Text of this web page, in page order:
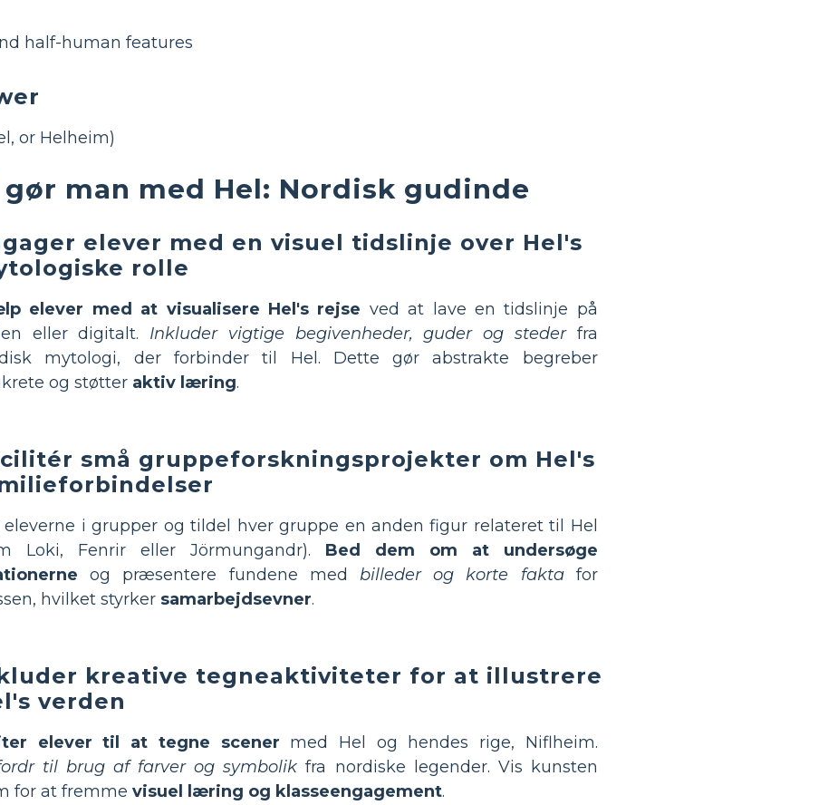
half-human features
or Helheim)
gør man med Hel: Nordisk gudinde
elever med en visuel tidslinje over Hel's
rolle
elever med at visualisere Hel's rejse ved at lave en tidslinje på
eller digitalt. Inkluder vigtige begivenheder, guder og stederfra
mytologi, der forbinder til Hel. Dette gør abstrakte begreber
og støtter aktiv læring.
små gruppeforskningsprojekter om Hel's
eleverne i grupper og tildel hver gruppe en anden figur relateret til Hel
Loki, Fenrir eller Jörmungandr). Bed dem om at undersøge
og præsentere fundene med billeder og korte faktafor
hvilket styrker samarbejdsevner.
kreative tegneaktiviteter for at illustrere
verden
elever til at tegne scener med Hel og hendes rige, Niflheim.
til brug af farver og symbolik fra nordiske legender. Vis kunsten
for at fremme visuel læring og klasseengagement.